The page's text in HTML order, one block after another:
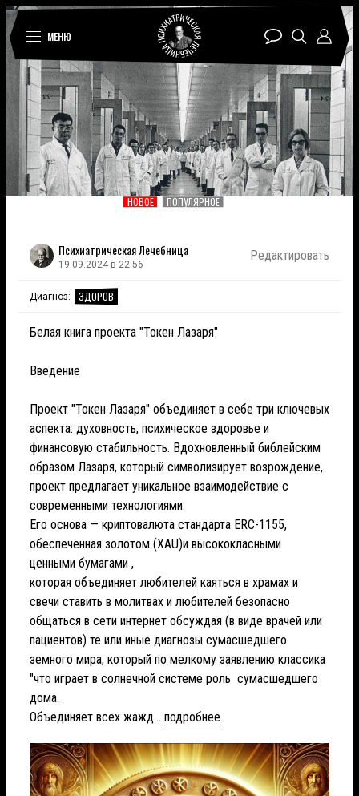
МЕНЮ
НОВОЕ ПОПУЛЯРНОЕ
Психиатрическая Лечебница
19.09.2024 в 22:56
Редактировать
Диагноз: ЗДОРОВ
Белая книга проекта "Токен Лазаря"
Введение
Проект "Токен Лазаря" объединяет в себе три ключевых
аспекта: духовность, психическое здоровье и
финансовую стабильность. Вдохновленный библейским
образом Лазаря, который символизирует возрождение,
проект предлагает уникальное взаимодействие с
современными технологиями.
Его основа — криптовалюта стандарта ERC-1155,
обеспеченная золотом (XAU)и высококласными
ценными бумагами ,
которая объединяет любителей каяться в храмах и
свечи ставить в молитвах и любителей безопасно
общаться в сети интернет обсуждая (в виде врачей или
пациентов) те или иные диагнозы сумасшедшего
земного мира, который по мелкому заявлению классика
"что играет в солнечной системе роль сумасшедшего
дома.
Объединяет всех жажд... подробнее